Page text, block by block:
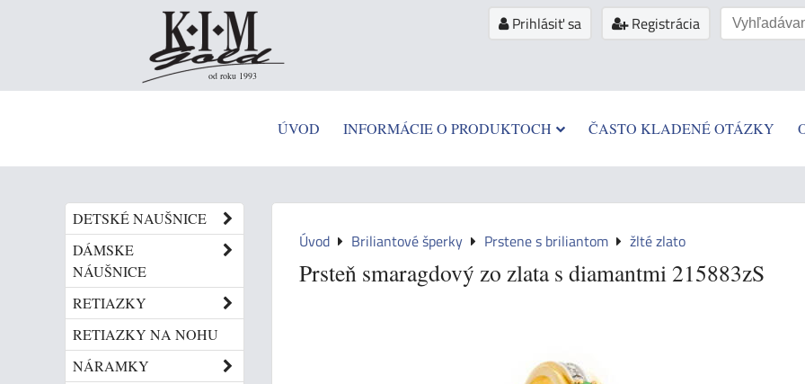
od roku 1993
Prihlásiť sa Registrácia
ÚVOD INFORMÁCIE O PRODUKTOCH ČASTO KLADENÉ OTÁZKY
Úvod Briliantové šperky Prstene s briliantom žlté zlato
Prsteň smaragdový zo zlata s diamantmi 215883zS
DETSKÉ NAUŠNICE
DÁMSKE
NÁUŠNICE
RETIAZKY
RETIAZKY NA NOHU
NÁRAMKY